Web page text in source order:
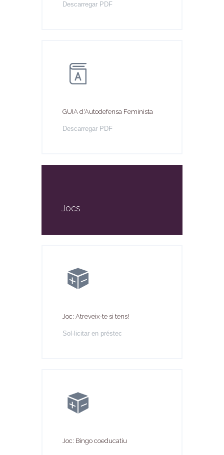
Descarregar PDF
GUIA d'Autodefensa Feminista
Descarregar PDF
Jocs
Joc: Atreveix-te si tens!
Sol·licitar en préstec
Joc: Bingo coeducatiu